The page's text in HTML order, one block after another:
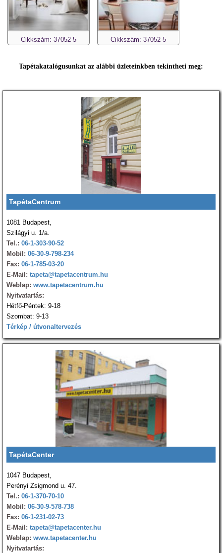
Cikkszám: 37052-5 Cikkszám: 37052-5
Tapétakatalógusunkat az alábbi üzleteinkben tekintheti meg:
TapétaCentrum
1081 Budapest,
Szilágyi u. 1/a.
Tel.: 06-1-303-90-52
Mobil: 06-30-9-798-234
Fax: 06-1-785-03-20
E-Mail: tapeta@tapetacentrum.hu
Weblap: www.tapetacentrum.hu
Nyitvatartás:
Hétfő-Péntek: 9-18
Szombat: 9-13
Térkép / útvonaltervezés
TapétaCenter
1047 Budapest,
Perényi Zsigmond u. 47.
Tel.: 06-1-370-70-10
Mobil: 06-30-9-578-738
Fax: 06-1-231-02-73
E-Mail: tapeta@tapetacenter.hu
Weblap: www.tapetacenter.hu
Nyitvatartás: